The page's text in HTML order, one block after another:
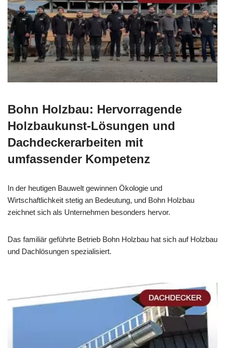
Bohn Holzbau: Hervorragende
Holzbaukunst-Lösungen und
Dachdeckerarbeiten mit
umfassender Kompetenz
In der heutigen Bauwelt gewinnen Ökologie und
Wirtschaftlichkeit stetig an Bedeutung, und Bohn Holzbau
zeichnet sich als Unternehmen besonders hervor.
Das familiär geführte Betrieb Bohn Holzbau hat sich auf Holzbau
und Dachlösungen spezialisiert.